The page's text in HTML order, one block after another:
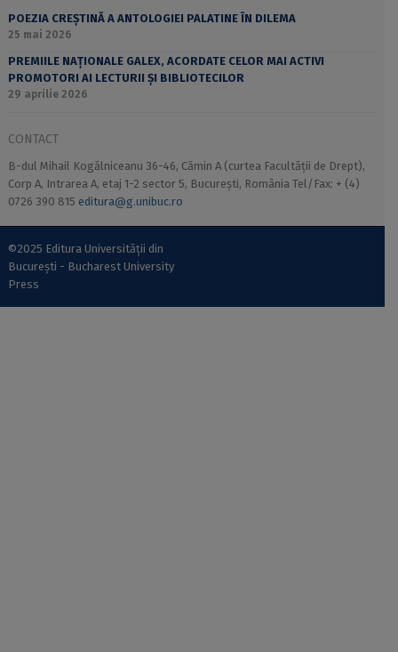
POEZIA CREȘTINĂ A ANTOLOGIEI PALATINE ÎN DILEMA
25 mai 2026
PREMIILE NAȚIONALE GALEX, ACORDATE CELOR MAI ACTIVI
PROMOTORI AI LECTURII ȘI BIBLIOTECILOR
29 aprilie 2026
CONTACT
B-dul Mihail Kogălniceanu 36-46, Cămin A (curtea Facultății de Drept),
Corp A, Intrarea A, etaj 1-2 sector 5, București, România Tel/Fax: + (4)
0726 390 815 editura@g.unibuc.ro
©2025 Editura Universității din
București - Bucharest University
Press